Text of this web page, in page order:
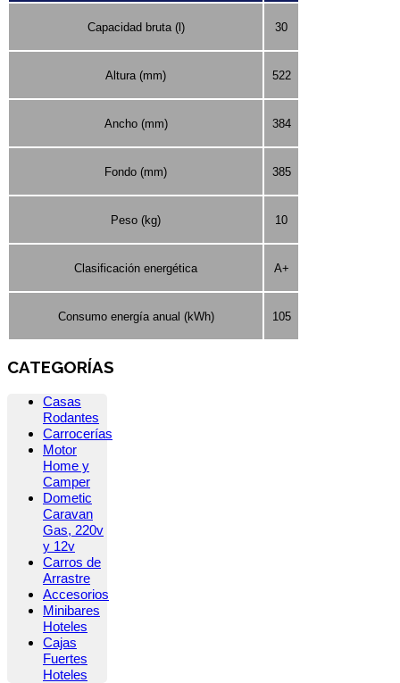
Capacidad bruta (l) 30
Altura (mm) 522
Ancho (mm) 384
Fondo (mm) 385
Peso (kg) 10
Clasificación energética A+
Consumo energía anual (kWh) 105
CATEGORÍAS
Casas
Rodantes
Carrocerías
Motor
Home y
Camper
Dometic
Caravan
Gas, 220v
y 12v
Carros de
Arrastre
Accesorios
Minibares
Hoteles
Cajas
Fuertes
Hoteles